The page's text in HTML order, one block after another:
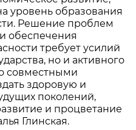
уровень образования
Решение проблем
обеспечения
требует усилий
но и активного
совместными
здоровую и
поколений,
и процветание
Глинская.